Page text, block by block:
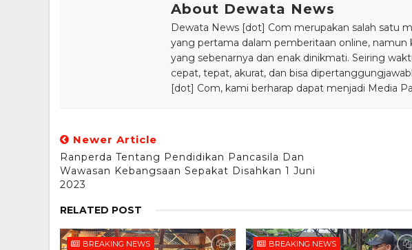
About Dewata News
Dewata News [dot] Com merupakan salah satu
yang pertama dalam pemberitaan online, namun
yang sebenarnya dan enak dinikmati. Seiring
cepat, tepat, akurat, dan bisa
[dot] Com, kami berharap dapat menjadi Media
Newer Article
Ranperda Tentang Pendidikan Pancasila Dan
Wawasan Kebangsaan Sepakat Disahkan 1 Juni
2023
RELATED POST
BREAKING NEWS BREAKING NEWS